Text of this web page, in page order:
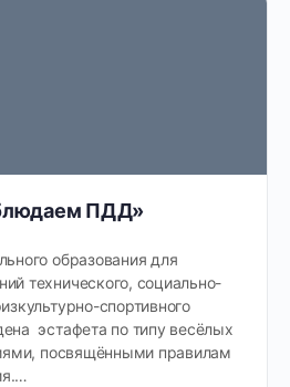
ПДД»
образования для
технического, социально-
спортивного
эстафета по типу весёлых
посвящёнными правилам